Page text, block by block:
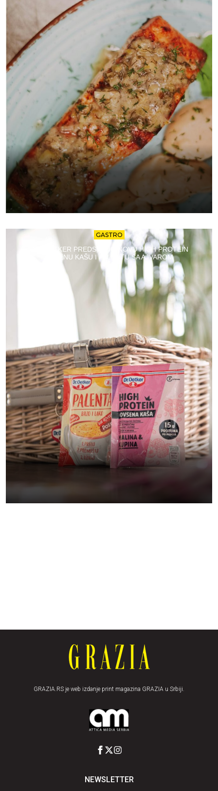
GASTRO
DR. OETKER PREDSTAVIO NOVU HIGH PROTEIN
OVSENU KAŠU I PALENTU SA AJVAROM
GRAZIA.RS je web izdanje print magazina GRAZIA u Srbiji.
NEWSLETTER